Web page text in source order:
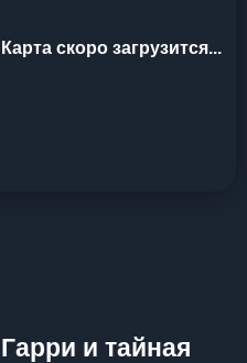
скоро загрузится...
и тайная